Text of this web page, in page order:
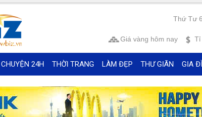
Thứ Tư
Tỉ
Giá vàng hôm nay
CHUYỆN 24H THỜI TRANG LÀM ĐẸP THƯ GIÃN GIA